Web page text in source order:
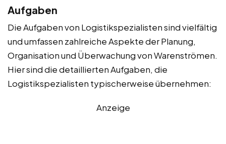
Aufgaben
Die Aufgaben von Logistikspezialisten sind vielfältig
und umfassen zahlreiche Aspekte der Planung,
Organisation und Überwachung von Warenströmen.
Hier sind die detaillierten Aufgaben, die
Logistikspezialisten typischerweise übernehmen:
Anzeige